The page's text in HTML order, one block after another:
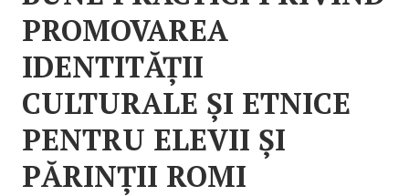
PROMOVAREA
IDENTITĂŢII
CULTURALE ŞI ETNICE
PENTRU ELEVII ȘI
PĂRINȚII ROMI